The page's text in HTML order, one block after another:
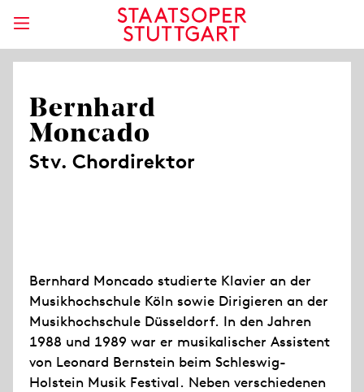
Bernhard
Moncado
Stv. Chordirektor
Bernhard Moncado studierte Klavier an der
Musikhochschule Köln sowie Dirigieren an der
Musikhochschule Düsseldorf. In den Jahren
1988 und 1989 war er musikalischer Assistent
von Leonard Bernstein beim Schleswig-
Holstein Musik Festival. Neben verschiedenen